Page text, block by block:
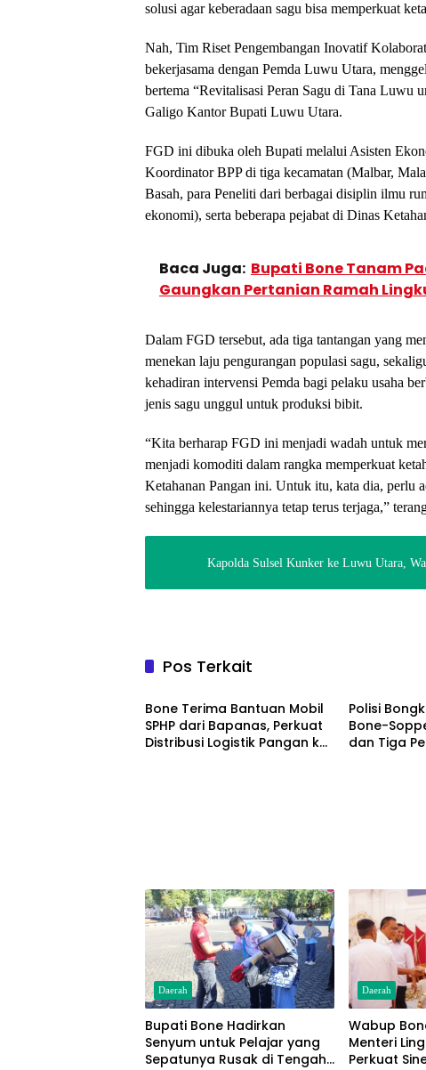
solusi agar keberadaan sagu bisa memperkuat
Nah, Tim Riset Pengembangan Inovatif
bekerjasama dengan Pemda Luwu Utara,
bertema “Revitalisasi Peran Sagu di Tana Luwu
Galigo Kantor Bupati Luwu Utara.
FGD ini dibuka oleh Bupati melalui Asisten
Koordinator BPP di tiga kecamatan (Malbar,
Basah, para Peneliti dari berbagai disiplin ilmu
ekonomi), serta beberapa pejabat di Dinas
Baca Juga: Bupati Bone Tanam
Gaungkan Pertanian Ramah
Dalam FGD tersebut, ada tiga tantangan yang
menekan laju pengurangan populasi sagu,
kehadiran intervensi Pemda bagi pelaku usaha
jenis sagu unggul untuk produksi bibit.
“Kita berharap FGD ini menjadi wadah untuk
menjadi komoditi dalam rangka memperkuat
Ketahanan Pangan ini. Untuk itu, kata dia, perlu
sehingga kelestariannya tetap terus terjaga,”
Kapolda Sulsel Kunker ke Luwu Utara,
Pos Terkait
Daerah
Bone Terima Bantuan Mobil
SPHP dari Bapanas, Perkuat
Distribusi Logistik Pangan ke
Polisi
Bone-
dan Tiga
Daerah
Bupati Bone Hadirkan
Senyum untuk Pelajar yang
Sepatunya Rusak di Tengah
Daerah
Wabup
Menteri
Perkuat